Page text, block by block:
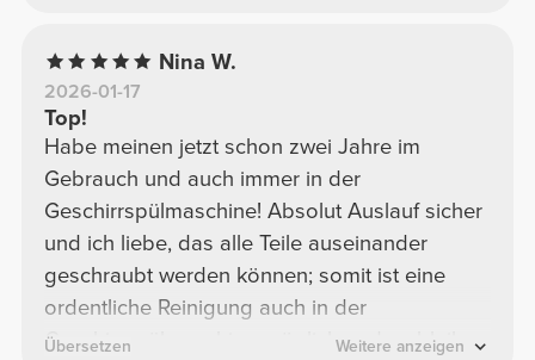
Nina W.
2026-01-17
Top!
Habe meinen jetzt schon zwei Jahre im
Gebrauch und auch immer in der
Geschirrspülmaschine! Absolut Auslauf sicher
und ich liebe, das alle Teile auseinander
geschraubt werden können; somit ist eine
ordentliche Reinigung auch in der
Geschirrspülmaschine möglich und es bleiben
Übersetzen Weitere anzeigen